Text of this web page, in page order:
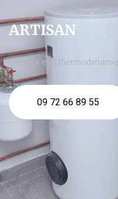
ARTISAN
chauffe eau
09 72 66 89 55